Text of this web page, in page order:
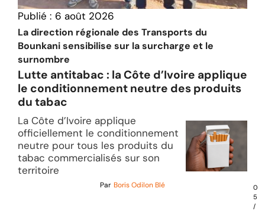
Publié : 6 août 2026
La direction régionale des Transports du
Bounkani sensibilise sur la surcharge et le
surnombre
Lutte antitabac : la Côte d’Ivoire applique
le conditionnement neutre des produits
du tabac
La Côte d’Ivoire applique
officiellement le conditionnement
neutre pour tous les produits du
tabac commercialisés sur son
territoire
Par Boris Odilon Blé
0
5
/